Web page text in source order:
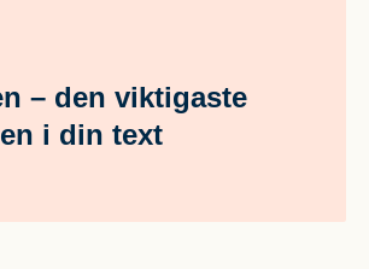
– den viktigaste
i din text